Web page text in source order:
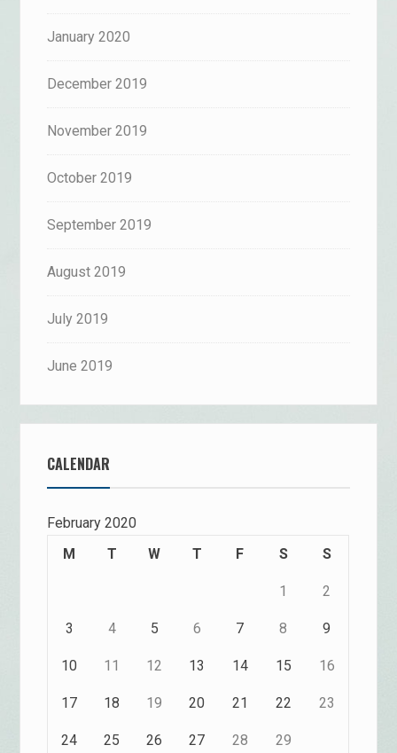
January 2020
December 2019
November 2019
October 2019
September 2019
August 2019
July 2019
June 2019
CALENDAR
February 2020
M
T W T F S S
1 2
3 4 5 6 7 8 9
10 11 12 13 14 15 16
17 18 19 20 21 22 23
24 25 26 27 28 29